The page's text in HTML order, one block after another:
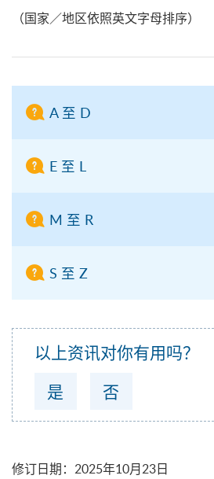
（国家／地区依照英文字母排序）
A 至 D
E 至 L
M 至 R
S 至 Z
以上资讯对你有用吗？
是
否
修订日期： 2025年10月23日